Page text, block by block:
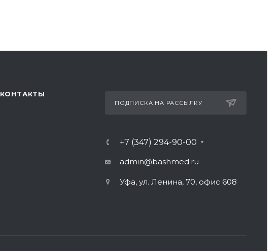
КОНТАКТЫ
ПОДПИСКА НА РАССЫЛКУ
+7 (347) 294-90-00
admin@bashmed.ru
Уфа, ул. Ленина, 70, офис 608